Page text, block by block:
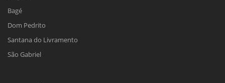
Bagé
Dom Pedrito
Santana do Livramento
São Gabriel